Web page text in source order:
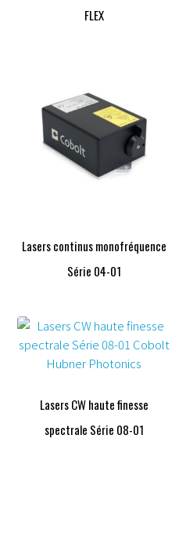
FLEX
Lasers continus monofréquence
Série 04-01
Lasers CW haute finesse
spectrale Série 08-01